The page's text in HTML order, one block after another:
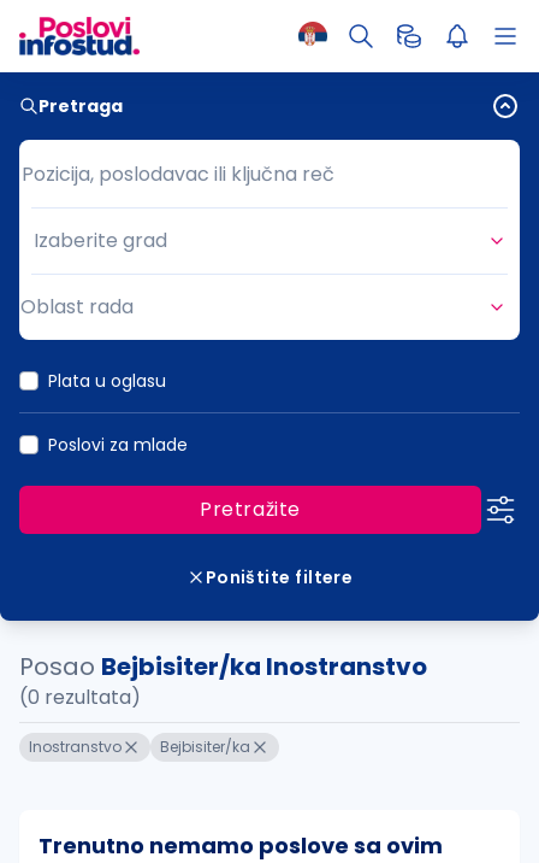
Pretraga
Pozicija, poslodavac ili ključna reč
Pozicija, poslodavac ili ključna reč
Grad
Izaberite grad
Oblast rada
Plata u oglasu
Poslovi za mlade
Pretražite
Poništite filtere
Posao Bejbisiter/ka Inostranstvo
(0 rezultata)
Inostranstvo Bejbisiter/ka
Trenutno nemamo poslove sa ovim